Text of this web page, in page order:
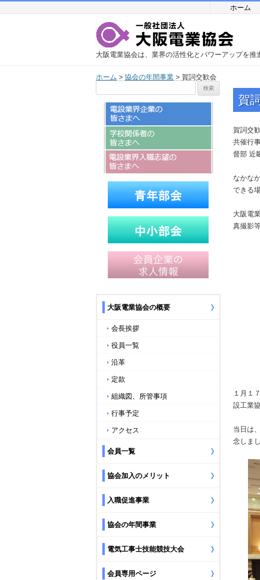
ホーム
大阪電業協会は、業界の活性化とパワーアップを推
ホーム > 協会の年間事業 > 賀詞交歓会
賀
賀詞交
共催行
督部 近
なかな
できる
大阪電
真撮影
１月１
設工業
当日は
念しまし
大阪電業協会の概要
会長挨拶
役員一覧
沿革
定款
組織図、所管事項
行事予定
アクセス
会員一覧
協会加入のメリット
入職促進事業
協会の年間事業
電気工事士技能競技大会
会員専用ページ